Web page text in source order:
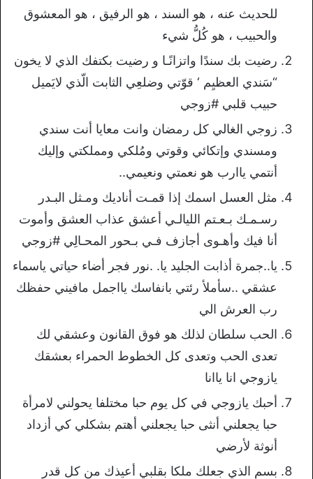
للحديث عنه ، هو السند ، هو الرفيق ، هو المعشوق
والحبيب ، هو كُلُّ شيء
رضيت بك سندًا واتزانًـا و رضيت بكتفك الذي لا يخون
“سَندي العظيِم ‘ قوّتي وضلعِي الثابت الّذي لايَميل
حبيب قلبي #زوجي
زوجي الغالي كل رمضان وانت معايا أنت سندي
ومسندي وإتكائي وقوتي ومُلكي ومملكتي وإليك
أنتمي ياارب هو نعمتي ونعيمي..
مثل العسل اسمك إذا قمـت أناديك ومـثل البـدر
رسـمـك بـعـتم الليالـي أعشق عذاب العشق وأموت
أنا فيك وأهـوى أجازف فـي بـحور المحـالِي #زوجي
يا..جمرة أذابت الجليد يا. .نور فجر أضاء حياتي ياسماء
عشقي ..سأملأ رئتي بانفاسك يااجمل مافيني حفظك
رب العرش الي
الحب سلطان لذلك هو فوق القانون وعشقي لك
تعدى الحب وتعدى كل الخطوط الحمراء بعشقك
يازوجي انا ياانا
أحبك يازوجي في كل يوم حبا مختلفا يحولني لامرأة
حبا يجعلني أنثى حبا يجعلني أهتم بشكلي كي أزداد
أنوثة ﻷرضي
بسم الذي جعلك ملكا بقلبي أعيذك من كل قدر